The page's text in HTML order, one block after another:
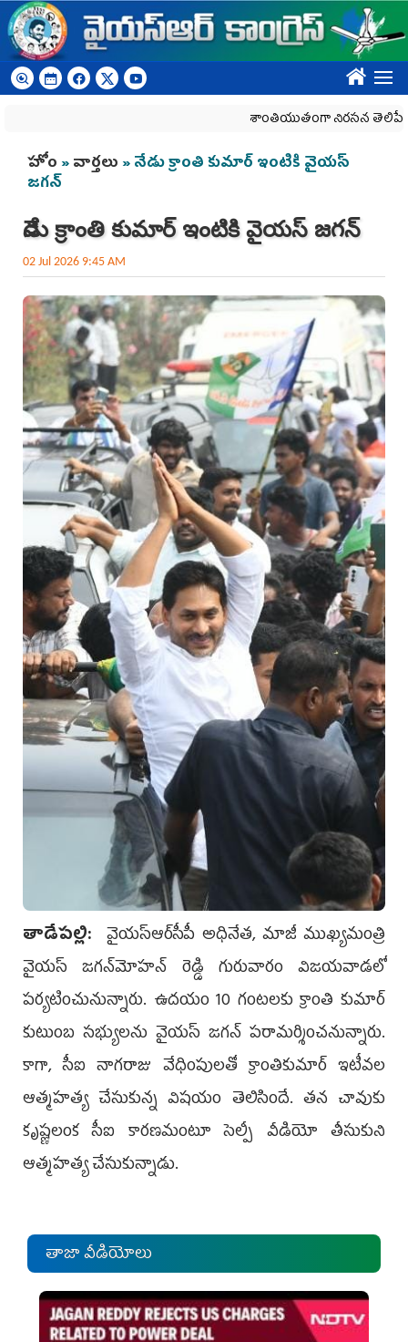
Skip to main content
????
శాంతియుతంగా నిరసన తెలిపే
You are here
హోం »వార్తలు » నేడు క్రాంతి కుమార్‌ ఇంటికి వైయ‌స్‌
జగన్‌
నేడు క్రాంతి కుమార్‌ ఇంటికి వైయ‌స్‌ జగన్‌
02 Jul 2026 9:45 AM
తాడేపల్లి:వైయ‌స్ఆర్‌సీపీ అధినేత, మాజీ ముఖ్యమంత్రి
వైయ‌స్‌ జగన్‌మోహన్‌ రెడ్డి గురువారం విజయవాడలో
పర్యటించునున్నారు. ఉద‌యం 10 గంట‌ల‌కు క్రాంతి కుమార్
కుటుంబ సభ్యులను వైయ‌స్‌ జగన్‌ పరామర్శించనున్నారు.
కాగా, సీఐ నాగరాజు వేధింపులతో క్రాంతికుమార్ ఇటీవల
ఆత్మహత్య చేసుకున్న విషయం తెలిసిందే. తన చావుకు
కృష్ణలంక సీఐ కారణమంటూ సెల్పీ వీడియో తీసుకుని
ఆత్మహత్య చేసుకున్నాడు.
తాజా వీడియోలు